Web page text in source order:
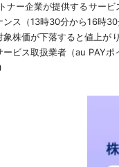
ナー企業が提供するサー
ス（13時30分から16時
株価が下落すると値上が
ビス取扱業者（au PAY